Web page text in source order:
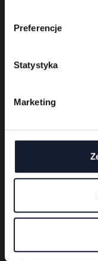
Preferencje
Statystyka
Marketing
Payment